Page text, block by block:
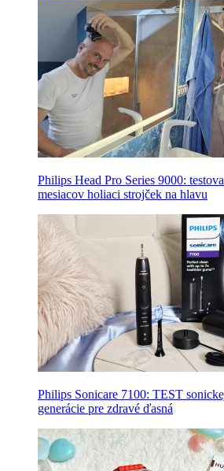
Philips Head Pro Series 9000:
mesiacov holiaci strojček na hlavu
Philips Sonicare 7100: TEST
generácie pre zdravé ďasná